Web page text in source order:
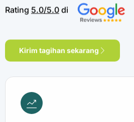
Rating 5.0/5.0 di
Kirim tagihan sekarang